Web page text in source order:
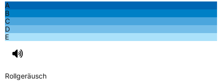
Fahrzeugklasse
3PMSF / Schneeflockensymbol / Alpine-Symbol
A
B
C
D
E
Rollgeräusch